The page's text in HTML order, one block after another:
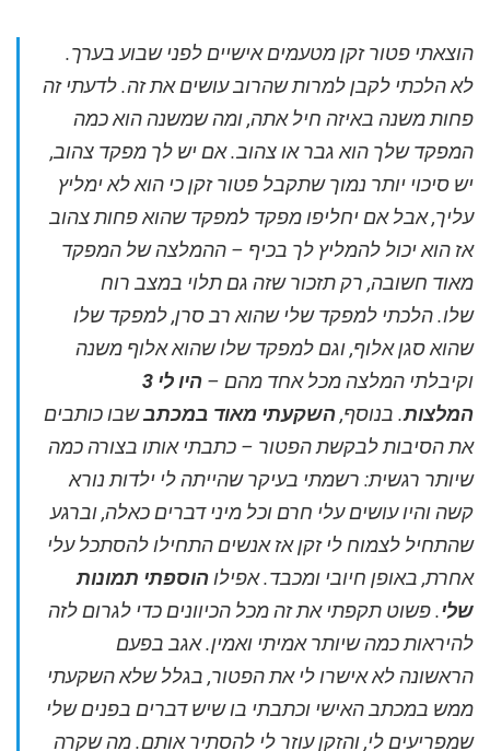
הוצאתי פטור זקן מטעמים אישיים לפני שבוע בערך.
לא הלכתי לקבן למרות שהרוב עושים את זה.לדעתי זה
פחות משנה באיזה חיל אתה, ומה שמשנה הוא כמה
המפקד שלך הוא גבר או צהוב. אם יש לך מפקד צהוב,
יש סיכוי יותר נמוך שתקבל פטור זקן כי הוא לא ימליץ
עליך, אבל אם יחליפו מפקד למפקד שהוא פחות צהוב
אז הוא יכול להמליץ לך בכיף – ההמלצה של המפקד
מאוד חשובה, רק תזכור שזה גם תלוי במצב רוח
שלו.הלכתי למפקד שלי שהוא רב סרן, למפקד שלו
שהוא סגן אלוף, וגם למפקד שלו שהוא אלוף משנה
וקיבלתי המלצה מכל אחד מהם –
היו לי 3
המלצות. בנוסף,השקעתי מאוד במכתבשבו כותבים
את הסיבות לבקשת הפטור – כתבתי אותו בצורה כמה
שיותר רגשית: רשמתי בעיקר שהייתה לי ילדות נורא
קשה והיו עושים עלי חרם וכל מיני דברים כאלה, וברגע
שהתחיל לצמוח לי זקן אז אנשים התחילו להסתכל עלי
אחרת, באופן חיובי ומכבד. אפילו הוספתי תמונות
שלי. פשוט תקפתי את זה מכל הכיוונים כדי לגרום לזה
להיראות כמה שיותר אמיתי ואמין.אגב בפעם
הראשונה לא אישרו לי את הפטור, בגלל שלא השקעתי
ממש במכתב האישי וכתבתי בו שיש דברים בפנים שלי
שמפריעים לי, והזקן עוזר לי להסתיר אותם. מה שקרה